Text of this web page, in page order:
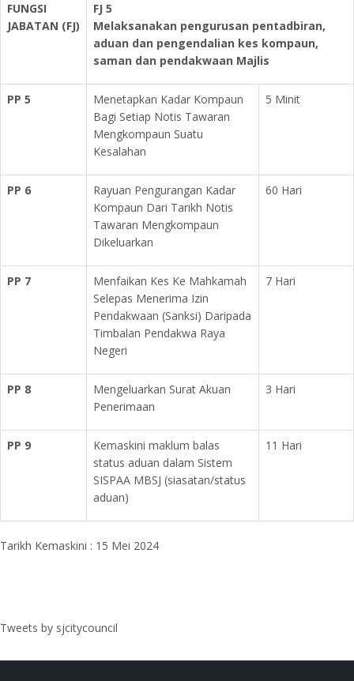
FUNGSI
JABATAN (FJ)
FJ 5
Melaksanakan pengurusan pentadbiran,
aduan dan pengendalian kes kompaun,
saman dan pendakwaan Majlis
PP 5
Menetapkan Kadar Kompaun
Bagi Setiap Notis Tawaran
Mengkompaun Suatu
Kesalahan
5 Minit
PP 6
Rayuan Pengurangan Kadar
Kompaun Dari Tarikh Notis
Tawaran Mengkompaun
Dikeluarkan
60 Hari
PP 7
Menfaikan Kes Ke Mahkamah
Selepas Menerima Izin
Pendakwaan (Sanksi) Daripada
Timbalan Pendakwa Raya
Negeri
7 Hari
PP 8
Mengeluarkan Surat Akuan
Penerimaan
3 Hari
PP 9
Kemaskini maklum balas
status aduan dalam Sistem
SISPAA MBSJ (siasatan/status
aduan)
11 Hari
Tarikh Kemaskini : 15 Mei 2024
Tweets by sjcitycouncil